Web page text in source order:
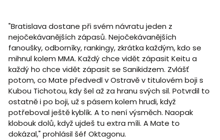
"Bratislava dostane při svém návratu jeden z
nejočekávanějších zápasů. Nejočekávanějších
fanoušky, odborníky, rankingy, zkrátka každým, kdo se
mihnul kolem MMA. Každý chce vidět zápasit Keitu a
každý ho chce vidět zápasit se Sanikidzem. Zvlášť
potom, co Mate předvedl v Ostravě v titulovém boji s
Kubou Tichotou, kdy šel až za hranu svých sil. Potvrdil to
ostatně i po boji, už s pásem kolem hrudi, když
potřeboval ještě kyblík. A to není výsměch. Naopak
klobouk dolů, když ujdeš tu extra míli. A Mate to
dokázal," prohlásil šéf Oktagonu.